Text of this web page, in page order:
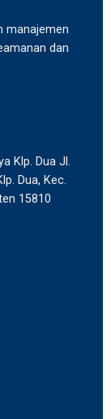
manajemen
dan
Klp. Dua Jl.
Dua, Kec.
15810